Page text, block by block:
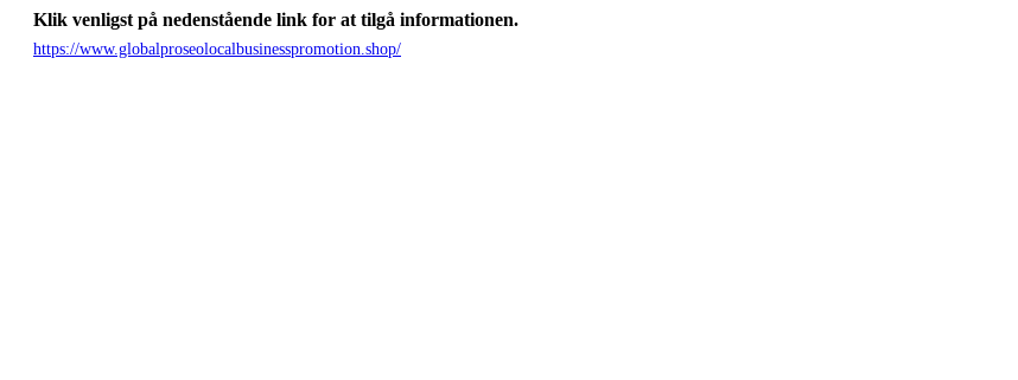
Klik venligst på nedenstående link for at tilgå informationen.
https://www.globalproseolocalbusinesspromotion.shop/